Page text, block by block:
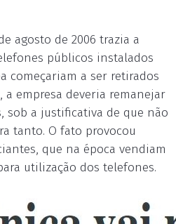
agosto de 2006 trazia a
públicos instalados
começariam a ser retirados
a empresa deveria remanejar
sob a justificativa de que não
tanto. O fato provocou
que na época vendiam
utilização dos telefones.